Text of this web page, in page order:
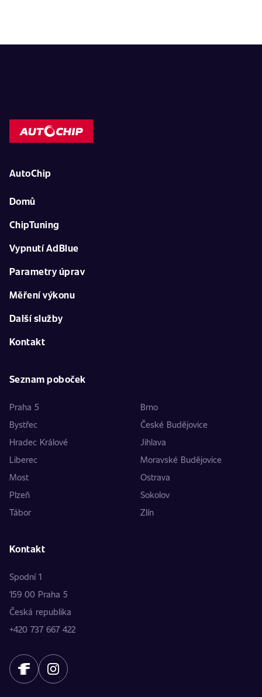
AutoChip
Domů
ChipTuning
Vypnutí AdBlue
Parametry úprav
Měření výkonu
Další služby
Kontakt
Seznam poboček
Praha 5
Brno
Bystřec
České Budějovice
Hradec Králové
Jihlava
Liberec
Moravské Budějovice
Most
Ostrava
Plzeň
Sokolov
Tábor
Zlín
Kontakt
Spodní 1
159 00 Praha 5
Česká republika
+420 737 667 422